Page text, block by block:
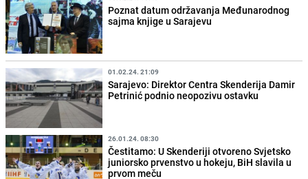
Poznat datum održavanja Međunarodnog
sajma knjige u Sarajevu
01.02.24. 21:09
Sarajevo: Direktor Centra Skenderija Damir
Petrinić podnio neopozivu ostavku
26.01.24. 08:30
Čestitamo: U Skenderiji otvoreno Svjetsko
juniorsko prvenstvo u hokeju, BiH slavila u
prvom meču